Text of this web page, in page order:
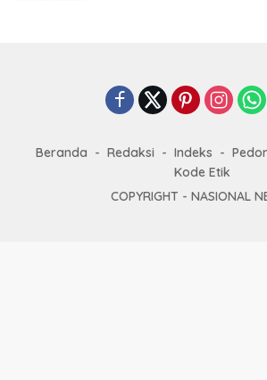
Beranda Redaksi Indeks
Kode Etik
COPYRIGHT - NASIONAL